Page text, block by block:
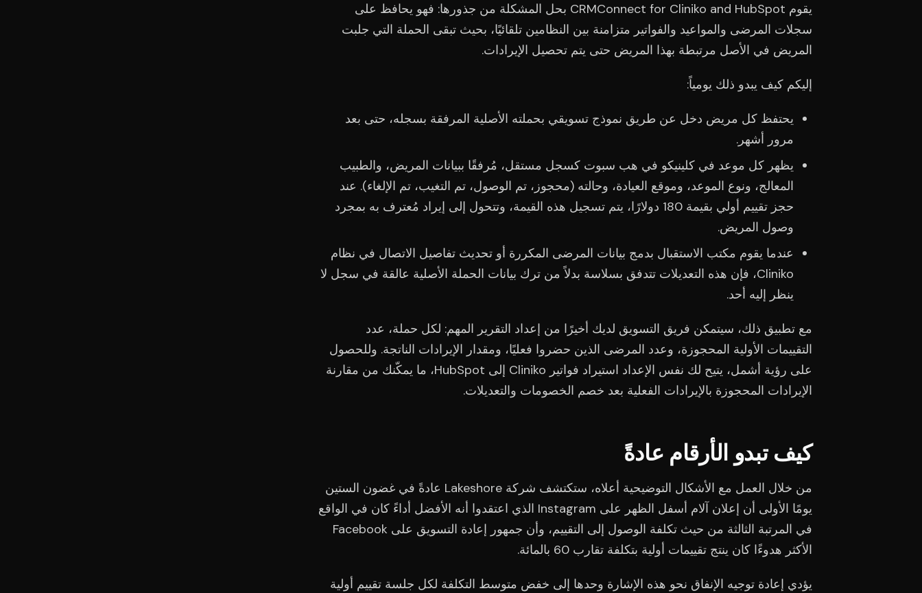
يقوم CRMConnect for Cliniko and HubSpot بحل المشكلة من جذورها: فهو يحافظ على
سجلات المرضى والمواعيد والفواتير متزامنة بين النظامين تلقائيًا، بحيث تبقى الحملة التي جلبت
المريض في الأصل مرتبطة بهذا المريض حتى يتم تحصيل الإيرادات.
إليكم كيف يبدو ذلك يومياً:
يحتفظ كل مريض دخل عن طريق نموذج تسويقي بحملته الأصلية المرفقة بسجله، حتى بعد
مرور أشهر.
يظهر كل موعد في كلينيكو في هب سبوت كسجل مستقل، مُرفقًا ببيانات المريض، والطبيب
المعالج، ونوع الموعد، وموقع العيادة، وحالته (محجوز، تم الوصول، تم التغيب، تم الإلغاء). عند
حجز تقييم أولي بقيمة 180 دولارًا، يتم تسجيل هذه القيمة، وتتحول إلى إيراد مُعترف به بمجرد
وصول المريض.
عندما يقوم مكتب الاستقبال بدمج بيانات المرضى المكررة أو تحديث تفاصيل الاتصال في نظام
Cliniko، فإن هذه التعديلات تتدفق بسلاسة بدلاً من ترك بيانات الحملة الأصلية عالقة في سجل لا
ينظر إليه أحد.
مع تطبيق ذلك، سيتمكن فريق التسويق لديك أخيرًا من إعداد التقرير المهم: لكل حملة، عدد
التقييمات الأولية المحجوزة، وعدد المرضى الذين حضروا فعليًا، ومقدار الإيرادات الناتجة. وللحصول
على رؤية أشمل، يتيح لك نفس الإعداد استيراد فواتير Cliniko إلى HubSpot، ما يمكّنك من مقارنة
الإيرادات المحجوزة بالإيرادات الفعلية بعد خصم الخصومات والتعديلات.
كيف تبدو الأرقام عادةً
من خلال العمل مع الأشكال التوضيحية أعلاه، ستكتشف شركة Lakeshore عادةً في غضون الستين
يومًا الأولى أن إعلان آلام أسفل الظهر على Instagram الذي اعتقدوا أنه الأفضل أداءً كان في الواقع
في المرتبة الثالثة من حيث تكلفة الوصول إلى التقييم، وأن جمهور إعادة التسويق على Facebook
الأكثر هدوءًا كان ينتج تقييمات أولية بتكلفة تقارب 60 بالمائة.
يؤدي إعادة توجيه الإنفاق نحو هذه الإشارة وحدها إلى خفض متوسط التكلفة لكل جلسة تقييم أولية